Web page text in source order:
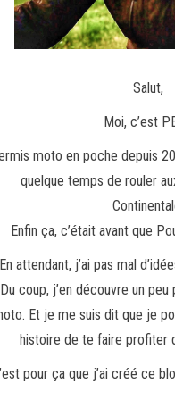
Salut,
Moi, c’est
moto en poche depuis
quelque temps de rouler
Enfin ça, c’était avant que
En attendant, j’ai pas mal
Du coup, j’en découvre un
Et je me suis dit que je
histoire de te faire profiter
pour ça que j’ai créé ce